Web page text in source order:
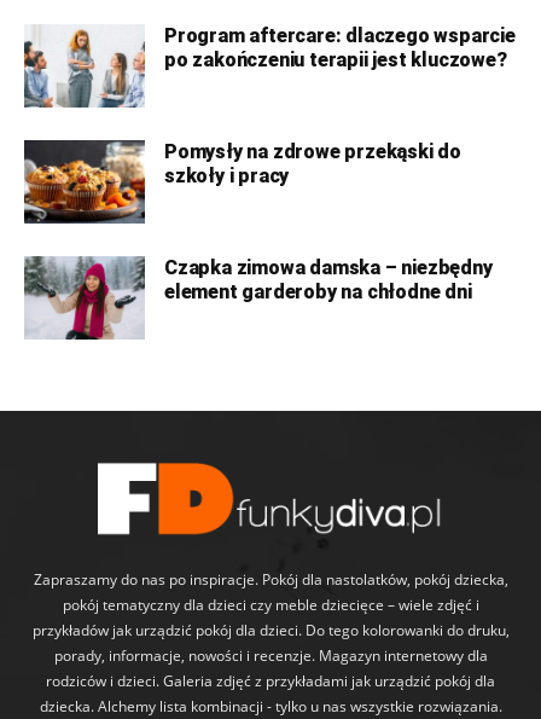
Program aftercare: dlaczego wsparcie
po zakończeniu terapii jest kluczowe?
Pomysły na zdrowe przekąski do
szkoły i pracy
Czapka zimowa damska – niezbędny
element garderoby na chłodne dni
Zapraszamy do nas po inspiracje. Pokój dla nastolatków, pokój dziecka,
pokój tematyczny dla dzieci czy meble dziecięce – wiele zdjęć i
przykładów jak urządzić pokój dla dzieci. Do tego kolorowanki do druku,
porady, informacje, nowości i recenzje. Magazyn internetowy dla
rodziców i dzieci. Galeria zdjęć z przykładami jak urządzić pokój dla
dziecka. Alchemy lista kombinacji - tylko u nas wszystkie rozwiązania.